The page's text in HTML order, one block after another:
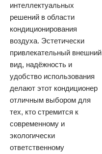
интеллектуальных
решений в области
кондиционирования
воздуха. Эстетически
привлекательный внешний
вид, надёжность и
удобство использования
делают этот кондиционер
отличным выбором для
тех, кто стремится к
современному и
экологически
ответственному